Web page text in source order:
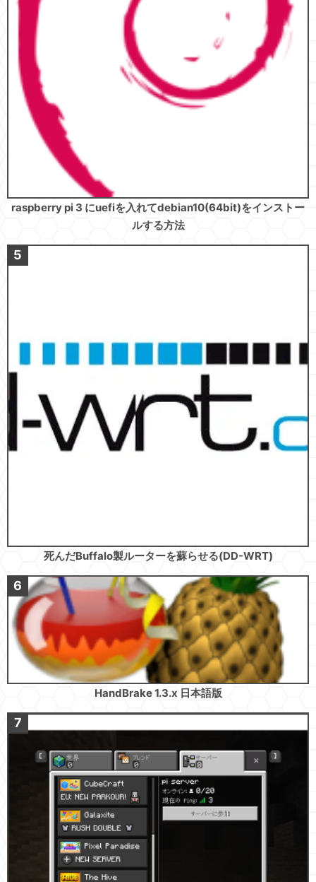
raspberry pi 3 にuefiを入れてdebian10(64bit)をインストー
ルする方法
死んだBuffalo製ルーターを蘇らせる(DD-WRT)
HandBrake 1.3.x 日本語版